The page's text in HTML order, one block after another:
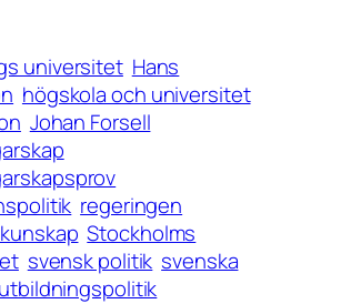
universitet Hans
högskola och universitet
Johan Forsell
regeringen
Stockholms
svensk politik svenska
utbildningspolitik